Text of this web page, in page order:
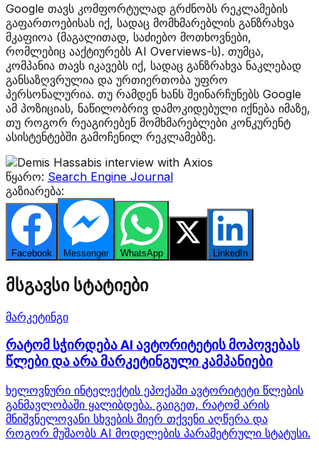
Google თავს კომფორტულად გრძნობს რეკლამების
გაფართოებისას იქ, სადაც მომხმარებლის განზრახვა
მკაფიოა (მაგალითად, საძიებო მოთხოვნები,
რომლებიც ააქტიურებს AI Overviews-ს). თუმცა,
კომპანია თავს იკავებს იქ, სადაც განზრახვა ნაკლებად
განსაზღვრულია და ურთიერთობა უფრო
პერსონალურია. თუ რამდენ ხანს შეინარჩუნებს Google
ამ პოზიციას, ნაწილობრივ დამოკიდებული იქნება იმაზე,
თუ როგორ რეაგირებენ მომხმარებლები კონკურენტ
ასისტენტებში გამოჩენილ რეკლამებზე.
წყარო: Search Engine Journal
გაზიარება:
Facebook Messenger WhatsApp LinkedIn
მსგავსი სტატიები
მარკეტინგი
რატომ სჭირდება AI ავტორიტეტის მოპოვებას
წლები და არა მარკეტინგული კამპანიები
ხელოვნური ინტელექტის ეპოქაში ავტორიტეტი წლების
განმავლობაში ყალიბდება. გაიგეთ, რატომ არის
მნიშვნელოვანი სხვების მიერ თქვენი აღწერა და
როგორ მუშაობს AI მოდელების პარამეტრული სტატუსი.